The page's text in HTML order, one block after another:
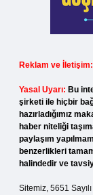
Reklam ve İletişim:
Yasal Uyarı: Bu
şirketi ile hiçbir
hazırladığımız
haber niteliği
paylaşım
benzerlikleri
halindedir ve
Sitemiz, 5651